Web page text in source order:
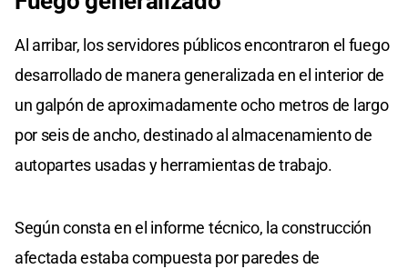
Al arribar, los servidores públicos encontraron el fuego
desarrollado de manera generalizada en el interior de
un galpón de aproximadamente ocho metros de largo
por seis de ancho, destinado al almacenamiento de
autopartes usadas y herramientas de trabajo.
Según consta en el informe técnico, la construcción
afectada estaba compuesta por paredes de